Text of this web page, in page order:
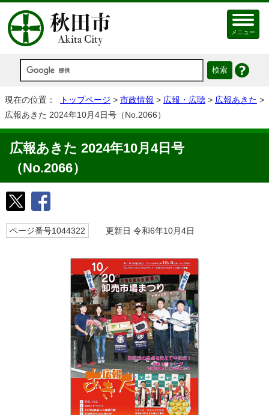
メニュー
現在の位置： トップページ > 市政情報 > 広報・広聴 > 広報あきた >
広報あきた 2024年10月4日号（No.2066）
広報あきた 2024年10月4日号
（No.2066）
ページ番号1044322 更新日 令和6年10月4日